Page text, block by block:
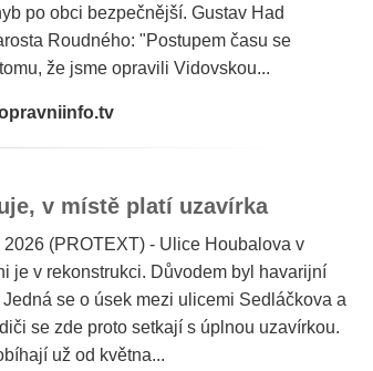
po obci bezpečnější. Gustav Had
Roudného: "Postupem času se
že jsme opravili Vidovskou...
v místě platí uzavírka
2026 (PROTEXT) - Ulice Houbalova v
je v rekonstrukci. Důvodem byl havarijní
se o úsek mezi ulicemi Sedláčkova a
se zde proto setkají s úplnou uzavírkou.
už od května...